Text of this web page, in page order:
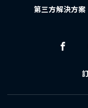
第三方解決方案